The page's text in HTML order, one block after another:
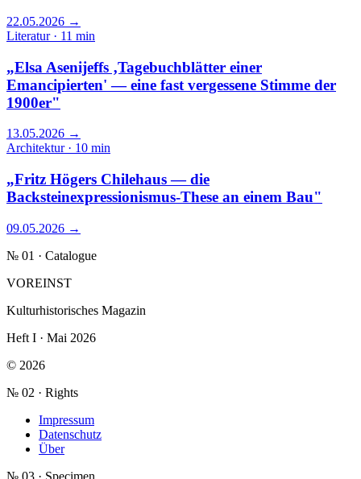
22.05.2026 →
Literatur · 11 min
„Elsa Asenijeffs ‚Tagebuchblätter einer
Emancipierten' — eine fast vergessene Stimme der
1900er"
13.05.2026 →
Architektur · 10 min
„Fritz Högers Chilehaus — die
Backsteinexpressionismus-These an einem Bau"
09.05.2026 →
№ 01 · Catalogue
VOREINST
Kulturhistorisches Magazin
Heft I · Mai 2026
© 2026
№ 02 · Rights
Impressum
Datenschutz
Über
№ 03 · Specimen